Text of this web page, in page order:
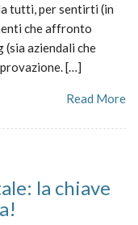
tutti, per sentirti (in
che affronto
(sia aziendali che
[…]
Read More
la chiave